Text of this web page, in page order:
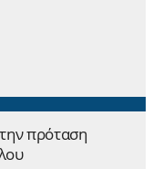
πρόταση